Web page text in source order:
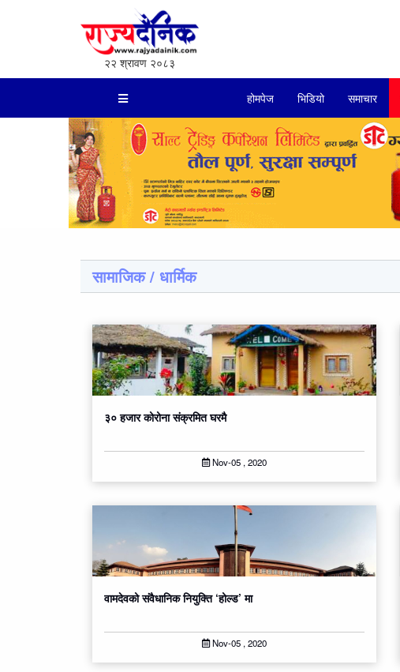
२२ श्रावण २०८३
होमपेज भिडियो समाचार
सामाजिक / धार्मिक
३० हजार कोरोना संक्रमित घरमै
Nov-05 , 2020
वामदेवको संवैधानिक नियुक्ति ‘होल्ड’ मा
Nov-05 , 2020